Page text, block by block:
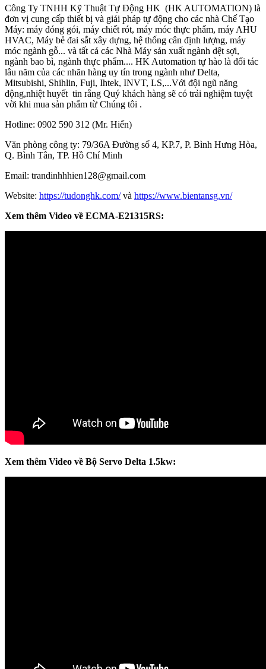
Công Ty TNHH Kỹ Thuật Tự Động HK (HK AUTOMATION) là
đơn vị cung cấp thiết bị và giải pháp tự động cho các nhà Chế Tạo
Máy: máy đóng gói, máy chiết rót, máy móc thực phẩm, máy AHU
HVAC, Máy bẻ đai sắt xây dựng, hệ thống cân định lượng, máy
móc ngành gỗ... và tất cả các Nhà Máy sản xuất ngành dệt sợi,
ngành bao bì, ngành thực phẩm.... HK Automation tự hào là đối tác
lâu năm của các nhãn hàng uy tín trong ngành như Delta,
Mitsubishi, Shihlin, Fuji, Ihtek, INVT, LS,...Với đội ngũ năng
động,nhiệt huyết tin rằng Quý khách hàng sẽ có trải nghiệm tuyệt
vời khi mua sản phẩm từ Chúng tôi .
Hotline: 0902 590 312 (Mr. Hiến)
Văn phòng công ty: 79/36A Đường số 4, KP.7, P. Bình Hưng Hòa,
Q. Bình Tân, TP. Hồ Chí Minh
Email: trandinhhhien128@gmail.com
Website: https://tudonghk.com/và https://www.bientansg.vn/
Xem thêm Video về ECMA-E21315RS:
Xem thêm Video về Bộ Servo Delta 1.5kw: